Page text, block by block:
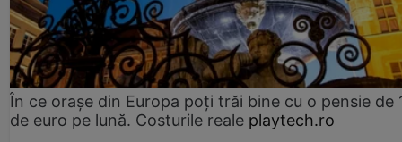
În ce orașe din Europa poți trăi bine cu o pensie de
de euro pe lună. Costurile reale playtech.ro